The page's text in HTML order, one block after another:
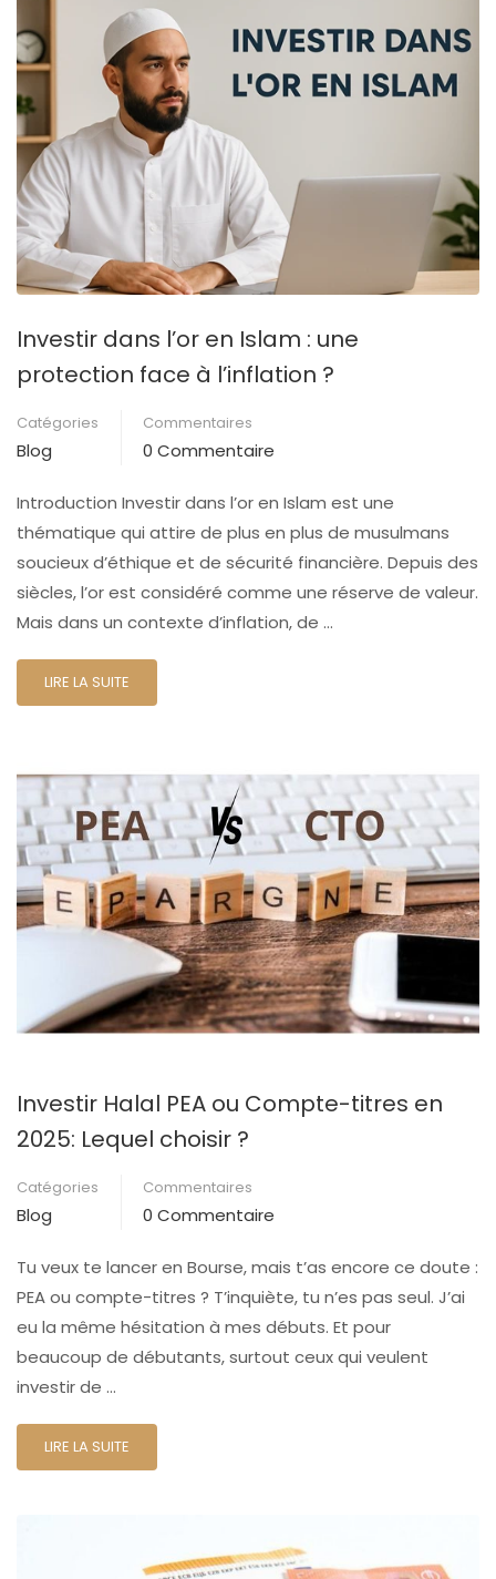
Investir dans l’or en Islam : une
protection face à l’inflation ?
Catégories
Blog
Commentaires
0 Commentaire
Introduction Investir dans l’or en Islam est une
thématique qui attire de plus en plus de musulmans
soucieux d’éthique et de sécurité financière. Depuis des
siècles, l’or est considéré comme une réserve de valeur.
Mais dans un contexte d’inflation, de …
LIRE LA SUITE
Investir Halal PEA ou Compte-titres en
2025: Lequel choisir ?
Catégories
Blog
Commentaires
0 Commentaire
Tu veux te lancer en Bourse, mais t’as encore ce doute :
PEA ou compte-titres ? T’inquiète, tu n’es pas seul. J’ai
eu la même hésitation à mes débuts. Et pour
beaucoup de débutants, surtout ceux qui veulent
investir de …
LIRE LA SUITE